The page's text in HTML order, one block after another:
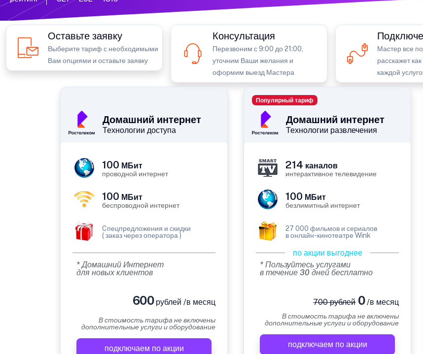
Оставьте заявку
Выберите тариф с необходимыми
Вам опциями и оставьте заявку
Консультация
Перезвоним с 9:00 до 21:00,
уточним Ваши желания и
оформим выезд Мастера
Мастер все
расскажет
каждой
Домашний интернет
Технологии доступа
100 МБит
проводной интернет
100 МБит
беспроводной интернет
Cпецпредложения и скидки
( заказ через оператора )
* Домашний Интернет
для новых клиентов
600рублей /в месяц
В стоимость тарифа не включены
дополнительные услуги и оборудование
подключаем по акции
Домашний интернет
Технологии развлечения
Популярный тариф
214 каналов
интерактивное телевидение
100 МБит
безлимитный интернет
27 000 фильмов и сериалов
в онлайн-кинотеатре Wink
по акции выгоднее
* Пользуйтесь услугами
в течение 30 дней бесплатно
700 рублей0/в месяц
В стоимость тарифа не включены
дополнительные услуги и оборудование
подключаем по акции